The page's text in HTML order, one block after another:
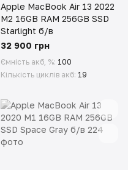
Apple MacBook Air 13 2022
M2 16GB RAM 256GB SSD
Starlight б/в
32 900 грн
Ємність акб, % 100
Кількість циклів акб 19